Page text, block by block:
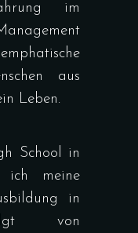
im
aus
Leben.
School in
ich meine
in
von